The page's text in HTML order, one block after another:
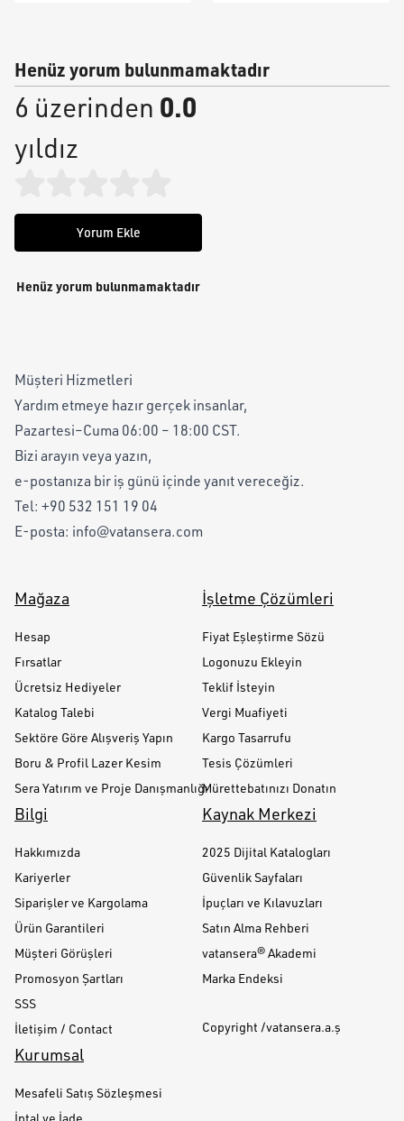
Henüz yorum bulunmamaktadır
6 üzerinden 0.0
yıldız
Yorum Ekle
Henüz yorum bulunmamaktadır
Müşteri Hizmetleri
Yardım etmeye hazır gerçek insanlar,
Pazartesi–Cuma 06:00 – 18:00 CST.
Bizi arayın veya yazın,
e-postanıza bir iş günü içinde yanıt vereceğiz.
Tel: +90 532 151 19 04
E-posta: info@vatansera.com
Mağaza
Hesap
Fırsatlar
Ücretsiz Hediyeler
Katalog Talebi
Sektöre Göre Alışveriş Yapın
Boru & Profil Lazer Kesim
Sera Yatırım ve Proje Danışmanlığı
İşletme Çözümleri
Fiyat Eşleştirme Sözü
Logonuzu Ekleyin
Teklif İsteyin
Vergi Muafiyeti
Kargo Tasarrufu
Tesis Çözümleri
Mürettebatınızı Donatın
Bilgi
Hakkımızda
Kariyerler
Siparişler ve Kargolama
Ürün Garantileri
Müşteri Görüşleri
Promosyon Şartları
SSS
İletişim / Contact
Kaynak Merkezi
2025 Dijital Katalogları
Güvenlik Sayfaları
İpuçları ve Kılavuzları
Satın Alma Rehberi
vatansera® Akademi
Marka Endeksi
Copyright /vatansera.a.ş
Kurumsal
Mesafeli Satış Sözleşmesi
İptal ve İade